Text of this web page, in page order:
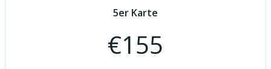
5er Karte
€155